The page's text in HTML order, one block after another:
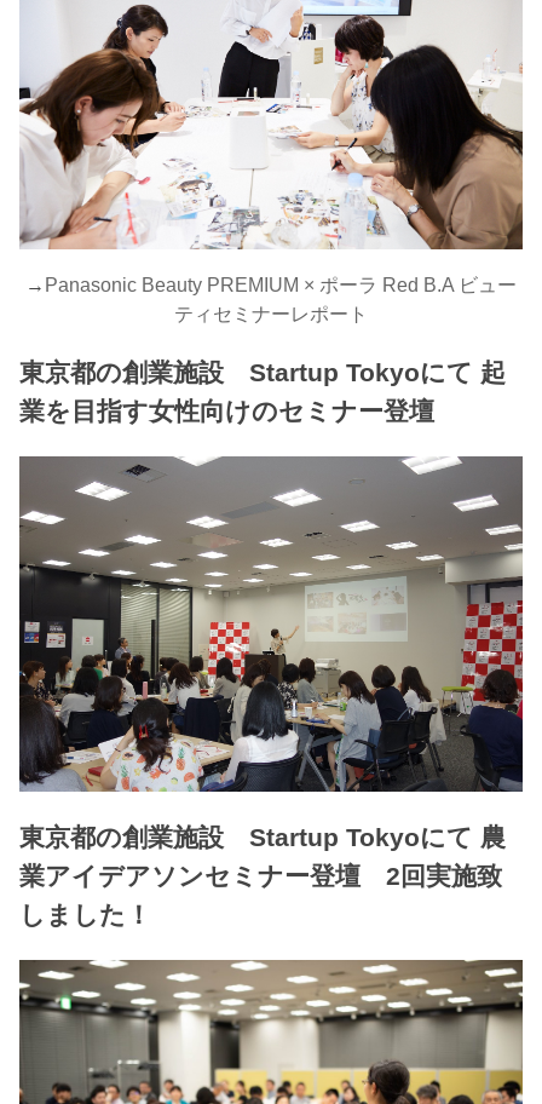
→ Panasonic Beauty PREMIUM × ポーラ Red B.A ビュー
ティセミナーレポート
東京都の創業施設 Startup Tokyoにて 起
業を目指す女性向けのセミナー登壇
東京都の創業施設 Startup Tokyoにて 農
業アイデアソンセミナー登壇 2回実施致
しました！